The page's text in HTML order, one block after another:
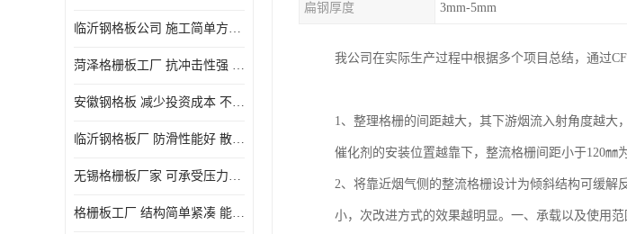
临沂钢格板公司 施工简单方便 通风好 减少风阻
菏泽格栅板工厂 抗冲击性强 安装需要人工少
安徽钢格板 减少投资成本 不用清洗和维护
临沂钢格板厂 防滑性能好 散热防爆效果好
无锡格栅板厂家 可承受压力强 安装需要人工少
格栅板工厂 结构简单紧凑 能减少风力破坏
扁钢厚度 3mm-5mm
我公司在实际生产过程中根据多个项目总结，通过
1、整理格栅的间距越大，其下游烟流入射角度越
催化剂的安装位置越靠下，整流格栅间距小于120㎜
2、将靠近烟气侧的整流格栅设计为倾斜结构可缓
小，次改进方式的效果越明显。一、承载以及使用范